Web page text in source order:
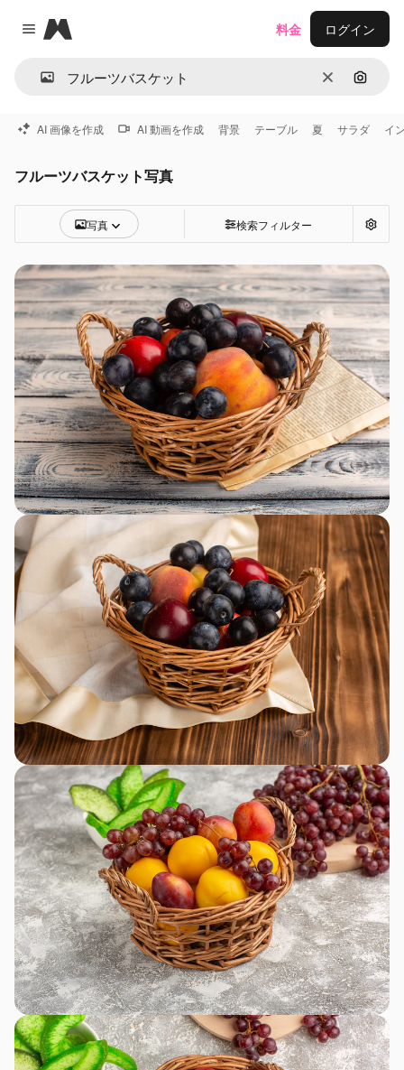
Close menu
Magnific
消去 画像で
料金 ログイン
AI 画像を作成 AI 動画を作成 背景 テーブル 夏 サラダ イ
フルーツバスケット写真
写真 検索フィルター